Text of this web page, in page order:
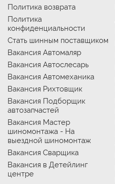
Политика возврата
Политика
конфиденциальности
Стать шинным поставщиком
Вакансия Автомаляр
Вакансия Автослесарь
Вакансия Автомеханика
Вакансия Рихтовщик
Вакансия Подборщик
автозапчастей
Вакансия Мастер
шиномонтажа - На
выездной шиномонтаж
Вакансия Сварщика
Вакансия в Детейлинг
центре